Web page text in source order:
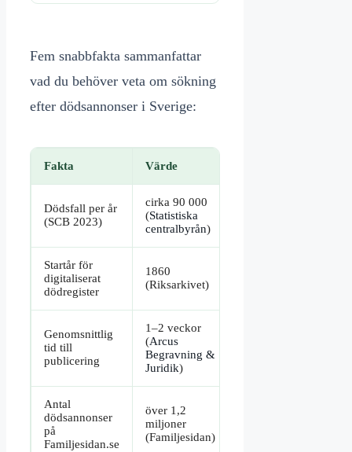
Fem snabbfakta sammanfattar
vad du behöver veta om sökning
efter dödsannonser i Sverige:
Fakta Värde
Dödsfall per år
(SCB 2023)
cirka 90 000
(Statistiska
centralbyrån)
Startår för
digitaliserat
dödregister
1860
(Riksarkivet)
Genomsnittlig
tid till
publicering
1–2 veckor
(Arcus
Begravning &
Juridik)
Antal
dödsannonser
på
Familjesidan.se
över 1,2
miljoner
(Familjesidan)